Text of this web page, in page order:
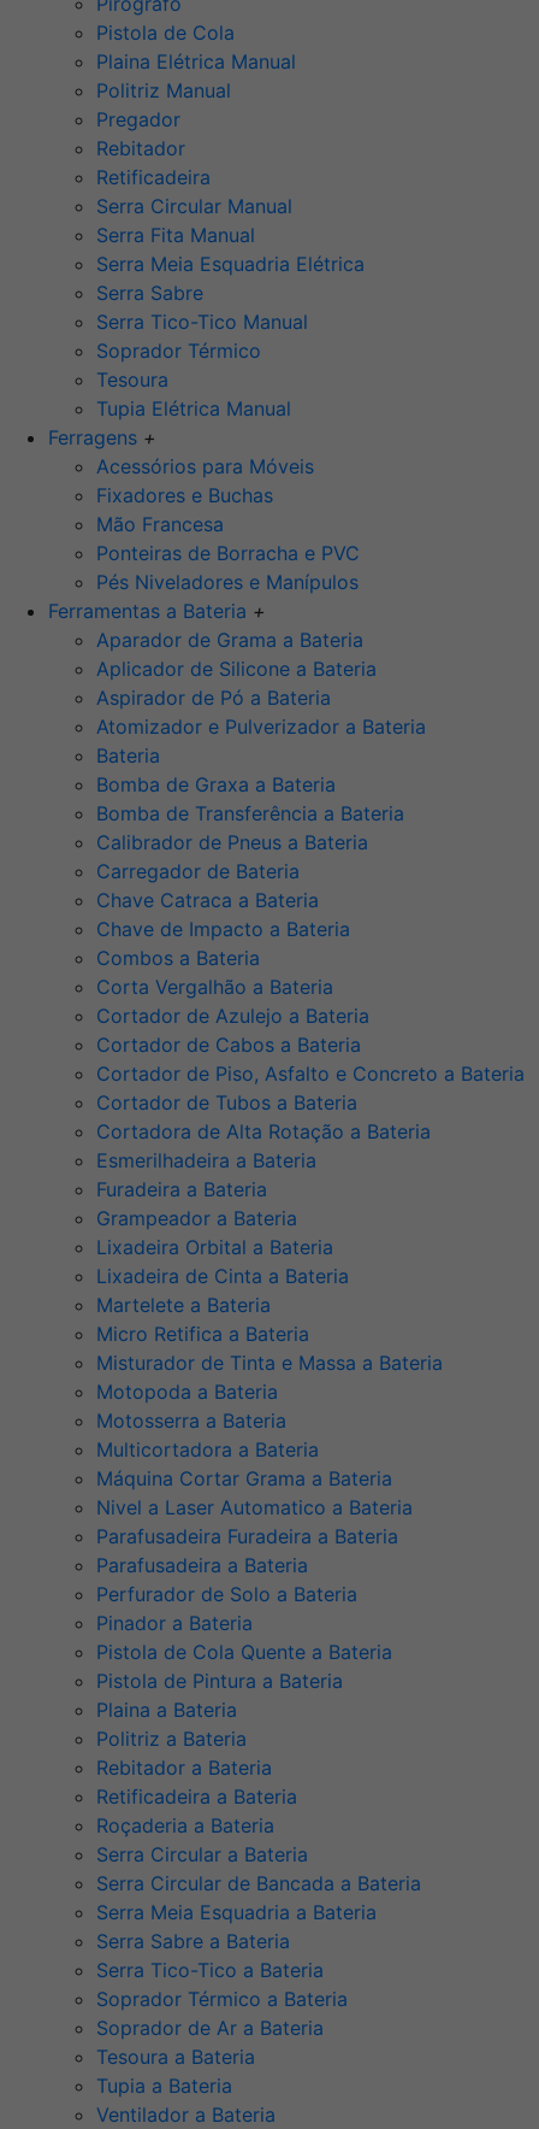
Pistola de Cola
Plaina Elétrica Manual
Politriz Manual
Pregador
Rebitador
Retificadeira
Serra Circular Manual
Serra Fita Manual
Serra Meia Esquadria Elétrica
Serra Sabre
Serra Tico-Tico Manual
Soprador Térmico
Tesoura
Tupia Elétrica Manual
Ferragens +
Acessórios para Móveis
Fixadores e Buchas
Mão Francesa
Ponteiras de Borracha e PVC
Pés Niveladores e Manípulos
Ferramentas a Bateria +
Aparador de Grama a Bateria
Aplicador de Silicone a Bateria
Aspirador de Pó a Bateria
Atomizador e Pulverizador a Bateria
Bateria
Bomba de Graxa a Bateria
Bomba de Transferência a Bateria
Calibrador de Pneus a Bateria
Carregador de Bateria
Chave Catraca a Bateria
Chave de Impacto a Bateria
Combos a Bateria
Corta Vergalhão a Bateria
Cortador de Azulejo a Bateria
Cortador de Cabos a Bateria
Cortador de Piso, Asfalto e Concreto a Bateria
Cortador de Tubos a Bateria
Cortadora de Alta Rotação a Bateria
Esmerilhadeira a Bateria
Furadeira a Bateria
Grampeador a Bateria
Lixadeira Orbital a Bateria
Lixadeira de Cinta a Bateria
Martelete a Bateria
Micro Retifica a Bateria
Misturador de Tinta e Massa a Bateria
Motopoda a Bateria
Motosserra a Bateria
Multicortadora a Bateria
Máquina Cortar Grama a Bateria
Nivel a Laser Automatico a Bateria
Parafusadeira Furadeira a Bateria
Parafusadeira a Bateria
Perfurador de Solo a Bateria
Pinador a Bateria
Pistola de Cola Quente a Bateria
Pistola de Pintura a Bateria
Plaina a Bateria
Politriz a Bateria
Rebitador a Bateria
Retificadeira a Bateria
Roçaderia a Bateria
Serra Circular a Bateria
Serra Circular de Bancada a Bateria
Serra Meia Esquadria a Bateria
Serra Sabre a Bateria
Serra Tico-Tico a Bateria
Soprador Térmico a Bateria
Soprador de Ar a Bateria
Tesoura a Bateria
Tupia a Bateria
Ventilador a Bateria